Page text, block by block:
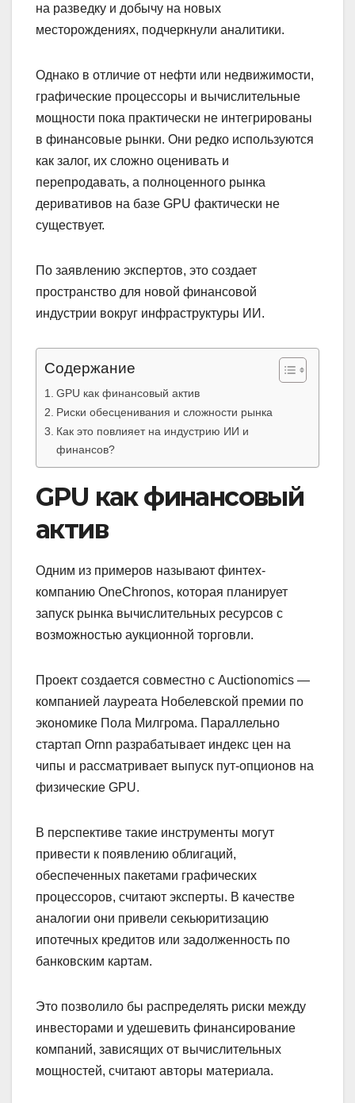
на разведку и добычу на новых
месторождениях, подчеркнули аналитики.
Однако в отличие от нефти или недвижимости,
графические процессоры и вычислительные
мощности пока практически не интегрированы
в финансовые рынки. Они редко используются
как залог, их сложно оценивать и
перепродавать, а полноценного рынка
деривативов на базе GPU фактически не
существует.
По заявлению экспертов, это создает
пространство для новой финансовой
индустрии вокруг инфраструктуры ИИ.
Содержание
GPU как финансовый актив
Риски обесценивания и сложности рынка
Как это повлияет на индустрию ИИ и
финансов?
GPU как финансовый
актив
Одним из примеров называют финтех-
компанию OneChronos, которая планирует
запуск рынка вычислительных ресурсов с
возможностью аукционной торговли.
Проект создается совместно с Auctionomics —
компанией лауреата Нобелевской премии по
экономике Пола Милгрома. Параллельно
стартап Ornn разрабатывает индекс цен на
чипы и рассматривает выпуск пут-опционов на
физические GPU.
В перспективе такие инструменты могут
привести к появлению облигаций,
обеспеченных пакетами графических
процессоров, считают эксперты. В качестве
аналогии они привели секьюритизацию
ипотечных кредитов или задолженность по
банковским картам.
Это позволило бы распределять риски между
инвесторами и удешевить финансирование
компаний, зависящих от вычислительных
мощностей, считают авторы материала.